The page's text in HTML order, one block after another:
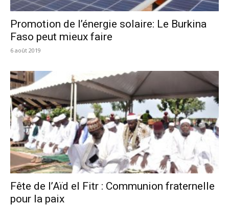
Promotion de l’énergie solaire: Le Burkina
Faso peut mieux faire
6 août 2019
Fête de l’Aïd el Fitr : Communion fraternelle
pour la paix